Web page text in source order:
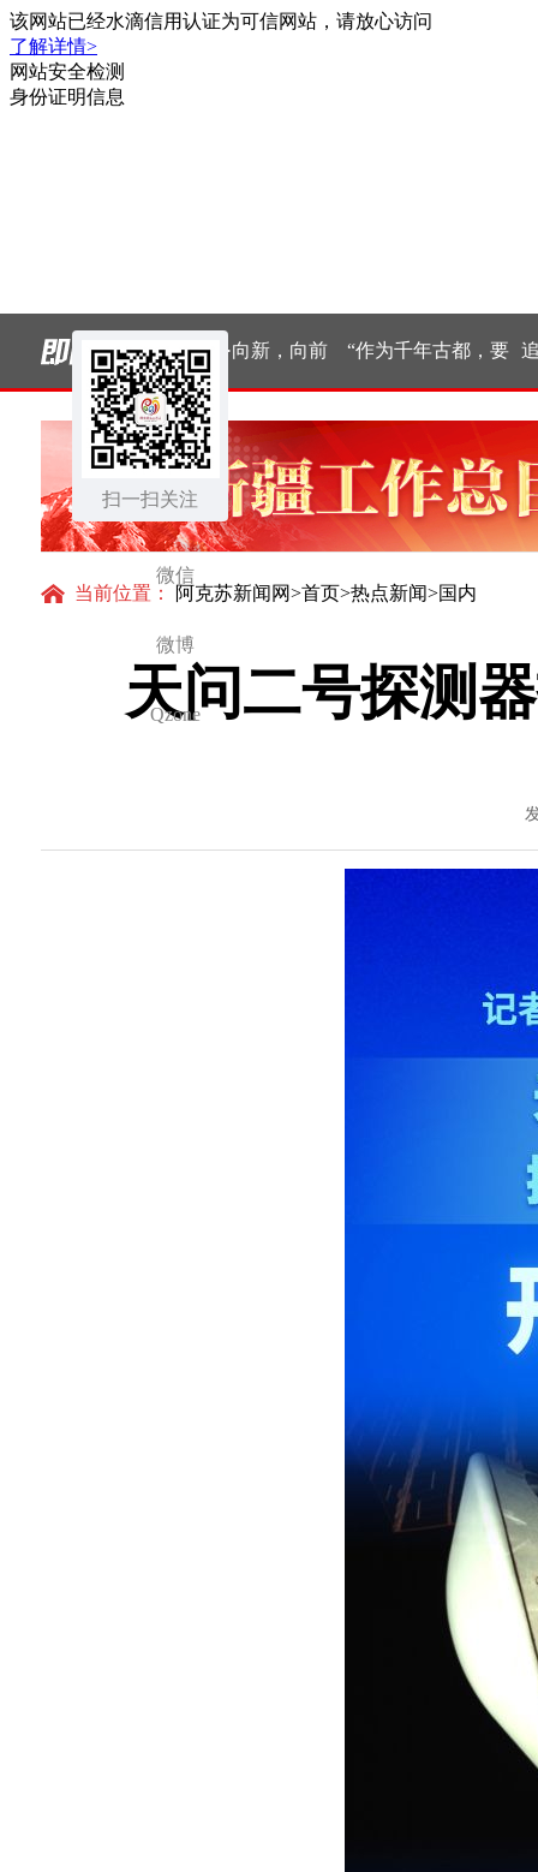
扫一扫关注
微信
微博
Qzone
下｜东方之
约未来——中
交的世界情
经纬线·向新，向前 “作为千年古都，要
把传统和现代有机融
合在一起”
追光
当前位置： 阿克苏新闻网>首页>热点新闻>国内
天问二号探测